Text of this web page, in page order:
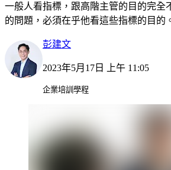
一般人看指標，跟高階主管的目的完全
的問題，必須在乎他看這些指標的目的
彭建文
2023年5月17日 上午 11:05
企業培訓學程